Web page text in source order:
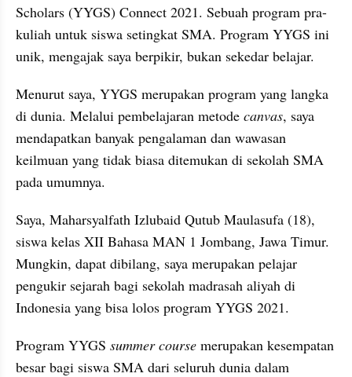
Scholars (YYGS) Connect 2021. Sebuah program pra-
kuliah untuk siswa setingkat SMA. Program YYGS ini
unik, mengajak saya berpikir, bukan sekedar belajar.
Menurut saya, YYGS merupakan program yang langka
di dunia. Melalui pembelajaran metode canvas, saya
mendapatkan banyak pengalaman dan wawasan
keilmuan yang tidak biasa ditemukan di sekolah SMA
pada umumnya.
Saya, Maharsyalfath Izlubaid Qutub Maulasufa (18),
siswa kelas XII Bahasa MAN 1 Jombang, Jawa Timur.
Mungkin, dapat dibilang, saya merupakan pelajar
pengukir sejarah bagi sekolah madrasah aliyah di
Indonesia yang bisa lolos program YYGS 2021.
Program YYGS summer course merupakan kesempatan
besar bagi siswa SMA dari seluruh dunia dalam